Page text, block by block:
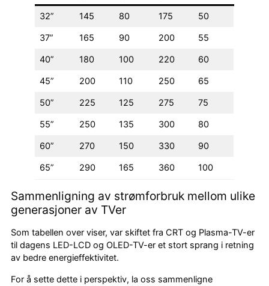
32” 145 80 175
50
37”
165 90 200
55
40”
180 100 220
60
45”
200 110 250
65
50”
225 125 275
75
55”
250 135 300
80
60”
270 150 330
90
65”
290 165 360 100
Sammenligning av strømforbruk mellom ulike
generasjoner av TVer
Som tabellen over viser, var skiftet fra CRT og Plasma-TV-er
til dagens LED-LCD og OLED-TV-er et stort sprang i retning
av bedre energieffektivitet.
For å sette dette i perspektiv, la oss sammenligne